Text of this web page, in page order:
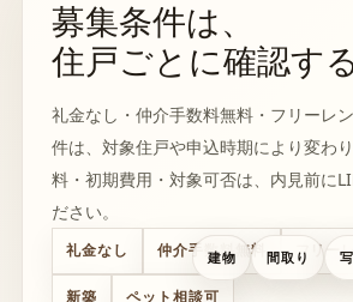
建物 間取り
募集条件は、
住戸ごとに確認する
礼金なし・仲介手数料無料・フリーレ
件は、対象住戸や申込時期により変わ
料・初期費用・対象可否は、内見前に
ださい。
礼金なし 仲介手数料無料 フリー
新築 ペット相談可